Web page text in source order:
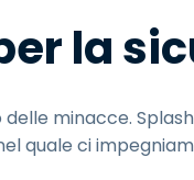
la
minacce.
quale ci